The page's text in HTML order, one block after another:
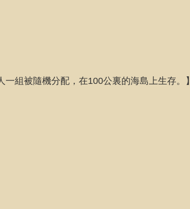
組被隨機分配，在100公裏的海島上生存。】